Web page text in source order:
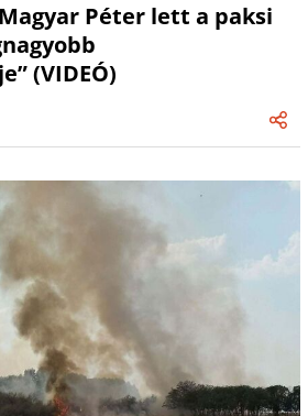
Péter lett a paksi
(VIDEÓ)